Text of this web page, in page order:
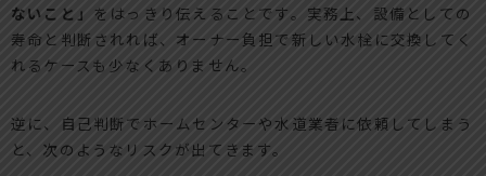
ないこと」 をはっきり伝えることです。実務上、設備としての
寿命と判断されれば、オーナー負担で新しい水栓に交換してく
れるケースも少なくありません。
逆に、自己判断でホームセンターや水道業者に依頼してしまう
と、次のようなリスクが出てきます。